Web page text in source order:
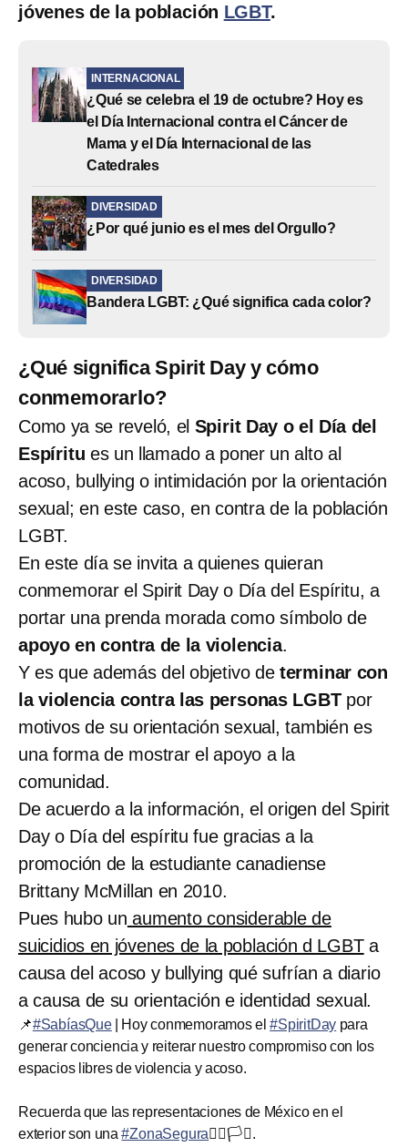
jóvenes de la población LGBT.
INTERNACIONAL
¿Qué se celebra el 19 de octubre? Hoy es
el Día Internacional contra el Cáncer de
Mama y el Día Internacional de las
Catedrales
DIVERSIDAD
¿Por qué junio es el mes del Orgullo?
DIVERSIDAD
Bandera LGBT: ¿Qué significa cada color?
¿Qué significa Spirit Day y cómo
conmemorarlo?
Como ya se reveló, el Spirit Day o el Día del
Espíritu es un llamado a poner un alto al
acoso, bullying o intimidación por la orientación
sexual; en este caso, en contra de la población
LGBT.
En este día se invita a quienes quieran
conmemorar el Spirit Day o Día del Espíritu, a
portar una prenda morada como símbolo de
apoyo en contra de la violencia.
Y es que además del objetivo de terminar con
la violencia contra las personas LGBTpor
motivos de su orientación sexual, también es
una forma de mostrar el apoyo a la
comunidad.
De acuerdo a la información, el origen del Spirit
Day o Día del espíritu fue gracias a la
promoción de la estudiante canadiense
Brittany McMillan en 2010.
Pues hubo un aumento considerable de
suicidios en jóvenes de la población d LGBTa
causa del acoso y bullying qué sufrían a diario
a causa de su orientación e identidad sexual.
📌#SabíasQue| Hoy conmemoramos el#SpiritDay para
generar conciencia y reiterar nuestro compromiso con los
espacios libres de violencia y acoso.
Recuerda que las representaciones de México en el
exterior son una#ZonaSegura🏳️‍🌈🏳️‍⚧️.